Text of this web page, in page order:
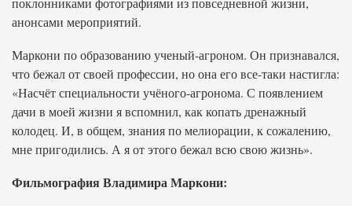
анонсами мероприятий.
Маркони по образованию ученый-агроном. Он признавался,
что бежал от своей профессии, но она его все-таки настигла:
«Насчёт специальности учёного-агронома. С появлением
дачи в моей жизни я вспомнил, как копать дренажный
колодец. И, в общем, знания по мелиорации, к сожалению,
мне пригодились. А я от этого бежал всю свою жизнь».
Фильмография Владимира Маркони: